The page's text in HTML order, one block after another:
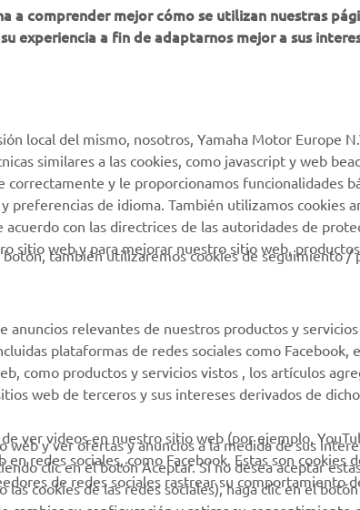
Yamaha Music
Yamaha Racing
Yamaha Motor Global
Aplicaciones móviles
Soporte de la tienda
virtual
Catálogo de piezas
Localizador de
Concesionarios
Gestión de Baterías
Usadas
a comprender mejor cómo se utilizan nuestras
experiencia a fin de adaptarnos mejor a sus
local del mismo, nosotros, Yamaha Motor Europe
similares a las cookies, como javascript y web
y le proporcionamos funcionalidades
preferencias de idioma. También utilizamos cookies
con las directrices de las autoridades de
sitio web y para mejorar nuestro sitio web,
también utilizaremos cookies de seguimiento /
relevantes de nuestros productos y
plataformas de redes sociales como Facebook,
como productos y servicios vistos , los artículos
web de terceros y sus intereses derivados de
ver videos en nuestro sitio web (por ejemplo,
redes sociales, como Facebook. Estas son cookies
de redes sociales rastrear su comportamiento
y ver ofertas y anuncios a la medida de sus
clic en el botón Aceptar. Si no desea aceptar
cookies de las redes sociales), haga clic en el